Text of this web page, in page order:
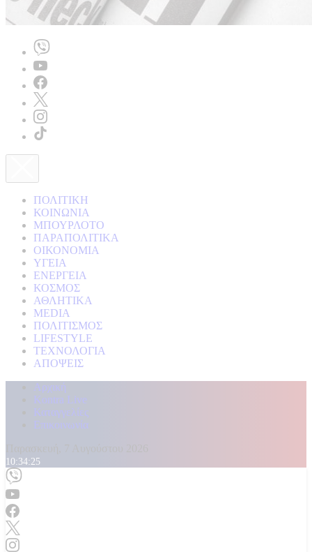
ΠΟΛΙΤΙΚΗ
ΚΟΙΝΩΝΙΑ
ΜΠΟΥΡΛΟΤΟ
ΠΑΡΑΠΟΛΙΤΙΚΑ
ΟΙΚΟΝΟΜΙΑ
ΥΓΕΙΑ
ΕΝΕΡΓΕΙΑ
ΚΟΣΜΟΣ
ΑΘΛΗΤΙΚΑ
MEDIA
ΠΟΛΙΤΙΣΜΟΣ
LIFESTYLE
ΤΕΧΝΟΛΟΓΙΑ
ΑΠΟΨΕΙΣ
Αρχική
Kontra Live
Καταγγελίες
Επικοινωνία
10:34:27